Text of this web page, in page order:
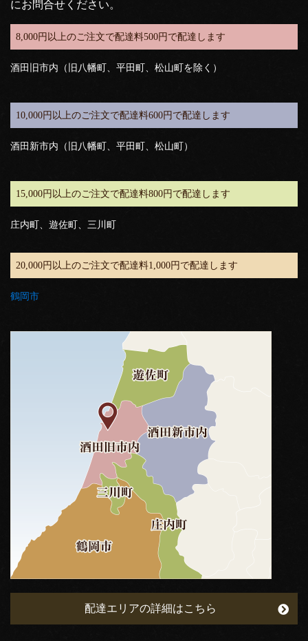
にお問合せください。
8,000円以上のご注文で配達料500円で配達します
酒田旧市内（旧八幡町、平田町、松山町を除く）
10,000円以上のご注文で配達料600円で配達します
酒田新市内（旧八幡町、平田町、松山町）
15,000円以上のご注文で配達料800円で配達します
庄内町、遊佐町、三川町
20,000円以上のご注文で配達料1,000円で配達します
鶴岡市
配達エリアの詳細はこちら